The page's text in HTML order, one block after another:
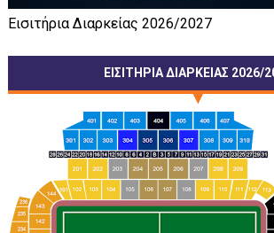
Εισιτήρια Διαρκείας 2026/2027
ΕΙΣΙΤΗΡΙΑ ΔΙΑΡΚΕΙΑΣ 2026/